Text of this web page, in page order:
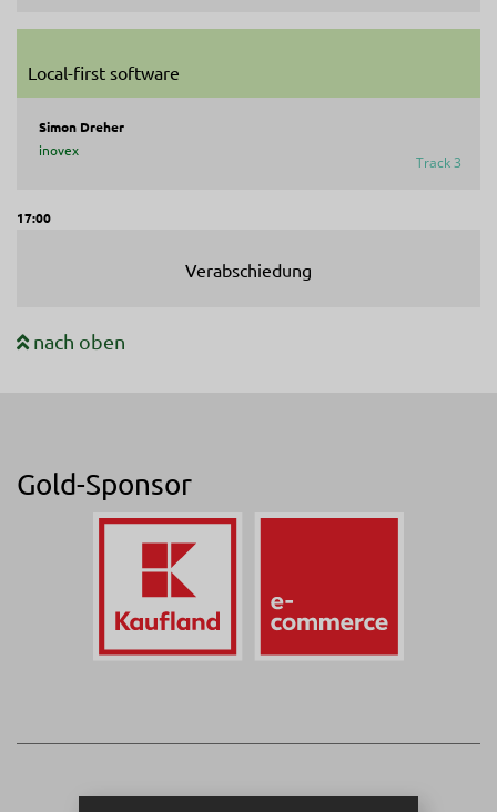
Local-first software
Simon Dreher
inovex
Track 3
17:00
Verabschiedung
nach oben
Gold-Sponsor